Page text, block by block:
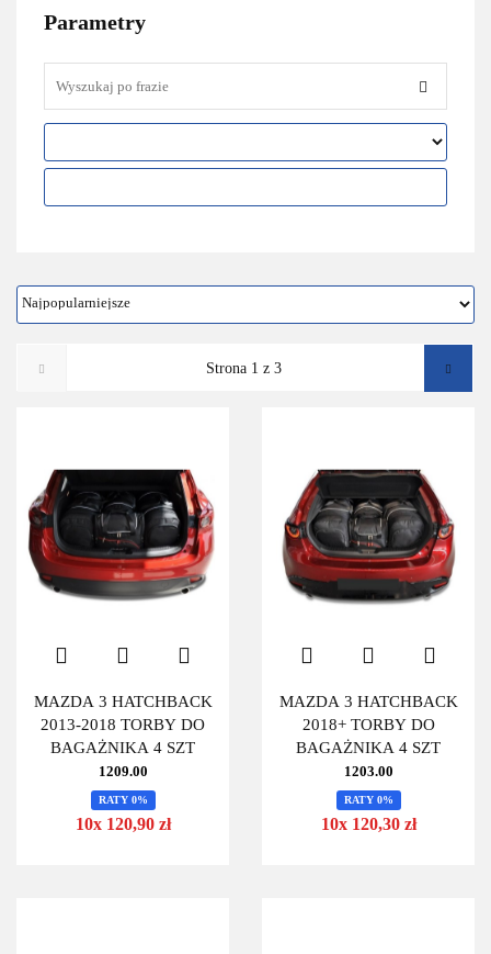
Parametry
MAZDA 3 HATCHBACK
2013-2018 TORBY DO
BAGAŻNIKA 4 SZT
1209.00
RATY 0%
10x 120,90 zł
MAZDA 3 HATCHBACK
2018+ TORBY DO
BAGAŻNIKA 4 SZT
1203.00
RATY 0%
10x 120,30 zł